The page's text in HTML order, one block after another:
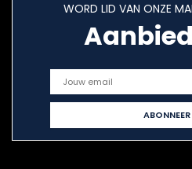
WORD LID VAN ONZE